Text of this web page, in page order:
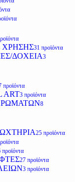
ΧΡΗΣΗΣ31 προϊόντα
ΔΟΧΕΙΑ3
προϊόντα
ART3 προϊόντα
8
25 προϊόντα
προϊόντα
27 προϊόντα
3 προϊόντα